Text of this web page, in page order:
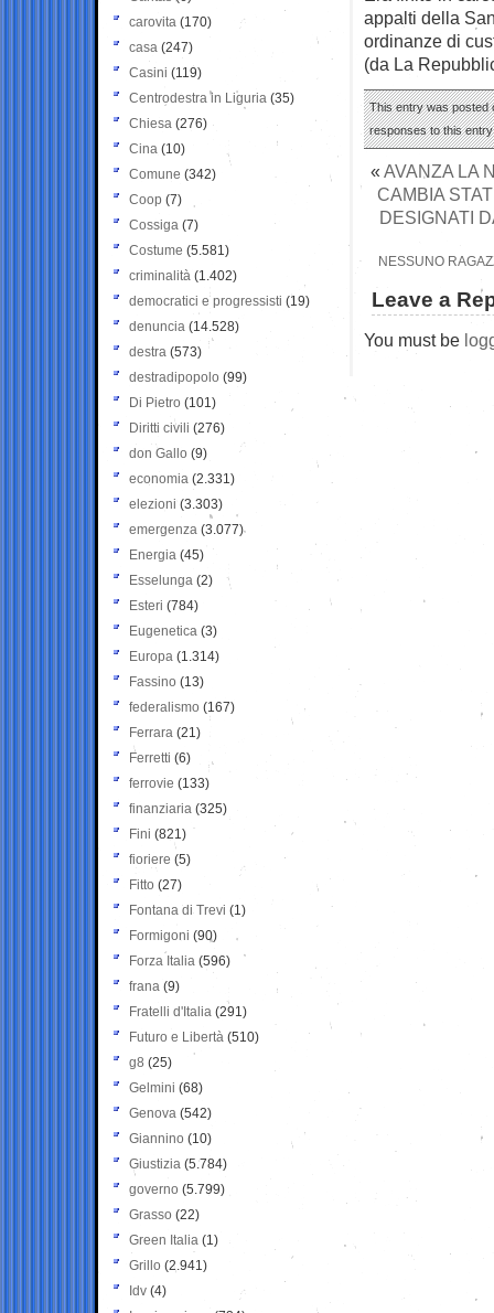
appalti della
ordinanze di
(da La
This entry was posted
responses to this
« AVANZA LA
CAMBIA
DESIGNATI
NESSUNO
Leave a
You must be
carovita (170)
casa (247)
Casini (119)
Centrodestra in Liguria (35)
Chiesa (276)
Cina (10)
Comune (342)
Coop (7)
Cossiga (7)
Costume (5.581)
criminalità (1.402)
democratici e progressisti (19)
denuncia (14.528)
destra (573)
destradipopolo (99)
Di Pietro (101)
Diritti civili (276)
don Gallo (9)
economia (2.331)
elezioni (3.303)
emergenza (3.077)
Energia (45)
Esselunga (2)
Esteri (784)
Eugenetica (3)
Europa (1.314)
Fassino (13)
federalismo (167)
Ferrara (21)
Ferretti (6)
ferrovie (133)
finanziaria (325)
Fini (821)
fioriere (5)
Fitto (27)
Fontana di Trevi (1)
Formigoni (90)
Forza Italia (596)
frana (9)
Fratelli d'Italia (291)
Futuro e Libertà (510)
g8 (25)
Gelmini (68)
Genova (542)
Giannino (10)
Giustizia (5.784)
governo (5.799)
Grasso (22)
Green Italia (1)
Grillo (2.941)
Idv (4)